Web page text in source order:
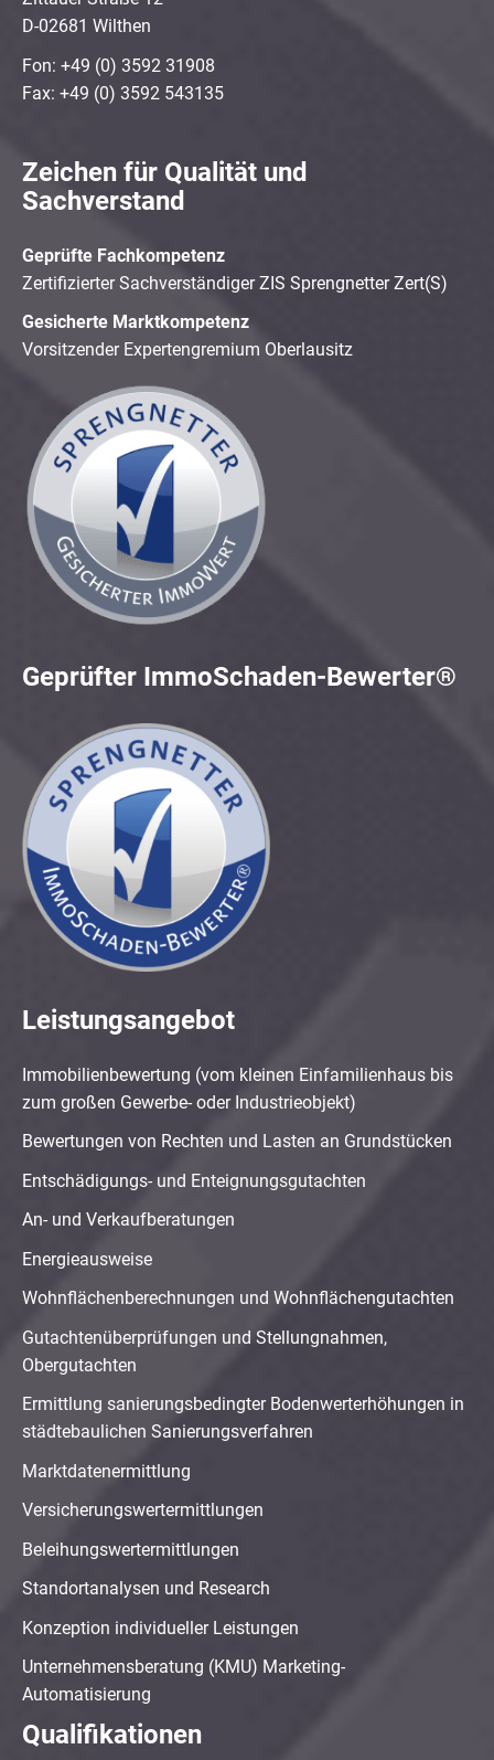
D-02681 Wilthen
Fon: +49 (0) 3592 31908
Fax: +49 (0) 3592 543135
Zeichen für Qualität und
Sachverstand
Geprüfte Fachkompetenz
Zertifizierter Sachverständiger ZIS Sprengnetter Zert(S)
Gesicherte Marktkompetenz
Vorsitzender Expertengremium Oberlausitz
Geprüfter ImmoSchaden-Bewerter®
Leistungsangebot
Immobilienbewertung (vom kleinen Einfamilienhaus bis
zum großen Gewerbe- oder Industrieobjekt)
Bewertungen von Rechten und Lasten an Grundstücken
Entschädigungs- und Enteignungsgutachten
An- und Verkaufberatungen
Energieausweise
Wohnflächenberechnungen und Wohnflächengutachten
Gutachtenüberprüfungen und Stellungnahmen,
Obergutachten
Ermittlung sanierungsbedingter Bodenwerterhöhungen in
städtebaulichen Sanierungsverfahren
Marktdatenermittlung
Versicherungswertermittlungen
Beleihungswertermittlungen
Standortanalysen und Research
Konzeption individueller Leistungen
Unternehmensberatung (KMU) Marketing-
Automatisierung
Qualifikationen